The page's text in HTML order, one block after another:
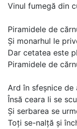
Vinul fumegă din
Piramidele de
Şi monarhul le
Dar cetatea este
Piramidele de
Ard în sfeşnice de
Însă ceara li se
Şi serbarea se
Toţi se-nalţă şi